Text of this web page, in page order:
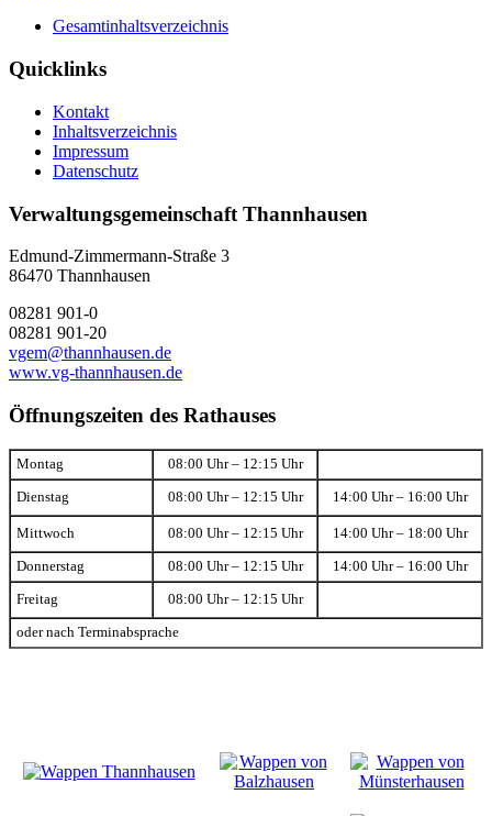
Gesamtinhaltsverzeichnis
Quicklinks
Kontakt
Inhaltsverzeichnis
Impressum
Datenschutz
Verwaltungsgemeinschaft Thannhausen
Edmund-Zimmermann-Straße 3
86470 Thannhausen
08281 901-0
08281 901-20
vgem@thannhausen.de
www.vg-thannhausen.de
Öffnungszeiten des Rathauses
Montag 08:00 Uhr – 12:15 Uhr
Dienstag 08:00 Uhr – 12:15 Uhr 14:00 Uhr – 16:00 Uhr
Mittwoch 08:00 Uhr – 12:15 Uhr 14:00 Uhr – 18:00 Uhr
Donnerstag 08:00 Uhr – 12:15 Uhr 14:00 Uhr – 16:00 Uhr
Freitag 08:00 Uhr – 12:15 Uhr
oder nach Terminabsprache